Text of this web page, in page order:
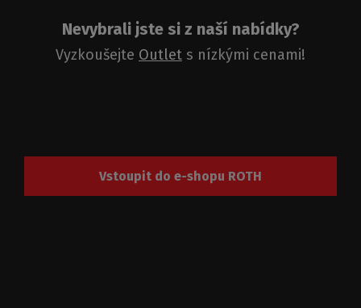
Nevybrali jste si z naší nabídky?
Vyzkoušejte Outlet s nízkými cenami!
Vstoupit do e-shopu ROTH